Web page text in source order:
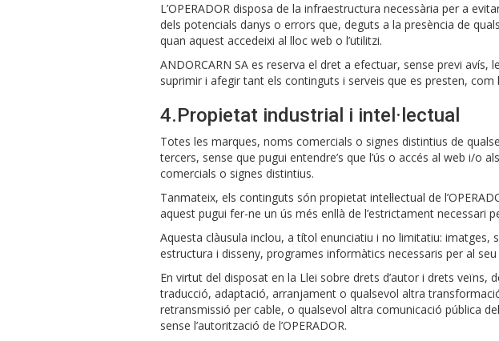
L’OPERADOR disposa de la infraestructura necessària per a
dels potencials danys o errors que, deguts a la presència de
quan aquest accedeixi al lloc web o l’utilitzi.
ANDORCARN SA es reserva el dret a efectuar, sense previ
suprimir i afegir tant els continguts i serveis que es presten,
4.Propietat industrial i intel·lectual
Totes les marques, noms comercials o signes distintius de
tercers, sense que pugui entendre’s que l’ús o accés al web i/o
comercials o signes distintius.
Tanmateix, els continguts són propietat intel·lectual de
aquest pugui fer-ne un ús més enllà de l’estrictament necessari
Aquesta clàusula inclou, a títol enunciatiu i no limitatiu:
estructura i disseny, programes informàtics necessaris per al
En virtut del disposat en la Llei sobre drets d’autor i drets
traducció, adaptació, arranjament o qualsevol altra
retransmissió per cable, o qualsevol altra comunicació pública
sense l’autorització de l’OPERADOR.